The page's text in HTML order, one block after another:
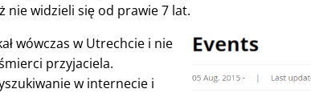
nie widzieli się od prawie 7 lat.
wówczas w Utrechcie i nie
przyjaciela.
w internecie i